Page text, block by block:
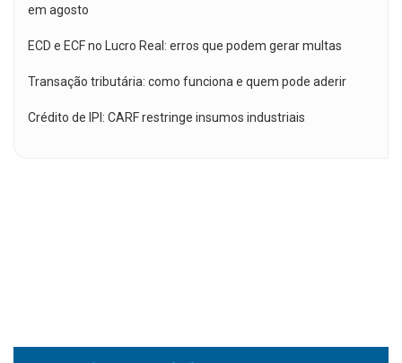
em agosto
ECD e ECF no Lucro Real: erros que podem gerar multas
Transação tributária: como funciona e quem pode aderir
Crédito de IPI: CARF restringe insumos industriais